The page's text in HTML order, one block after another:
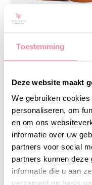
Toestemming
Deze website maakt
We gebruiken
personaliseren, om
en om ons
informatie over uw
partners voor social
partners kunnen deze
informatie die u aan
Muud